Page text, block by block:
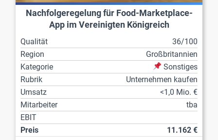
Nachfolgeregelung für Food-Marketplace-
App im Vereinigten Königreich
Qualität
36/100
Region
Großbritannien
Kategorie
Sonstiges
Rubrik
Unternehmen kaufen
Umsatz
<1,0 Mio. €
Mitarbeiter
tba
EBIT
Preis
11.162 €